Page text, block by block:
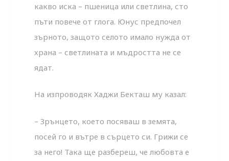
какво иска – пшеница или светлина, сто
пъти повече от глога. Юнус предпочел
зърното, защото селото имало нужда от
храна – светлината и мъдростта не се
ядат.
На изпроводяк Хаджи Бекташ му казал:
– Зрънцето, което посяваш в земята,
посей го и вътре в сърцето си. Грижи се
за него! Така ще разбереш, че любовта е